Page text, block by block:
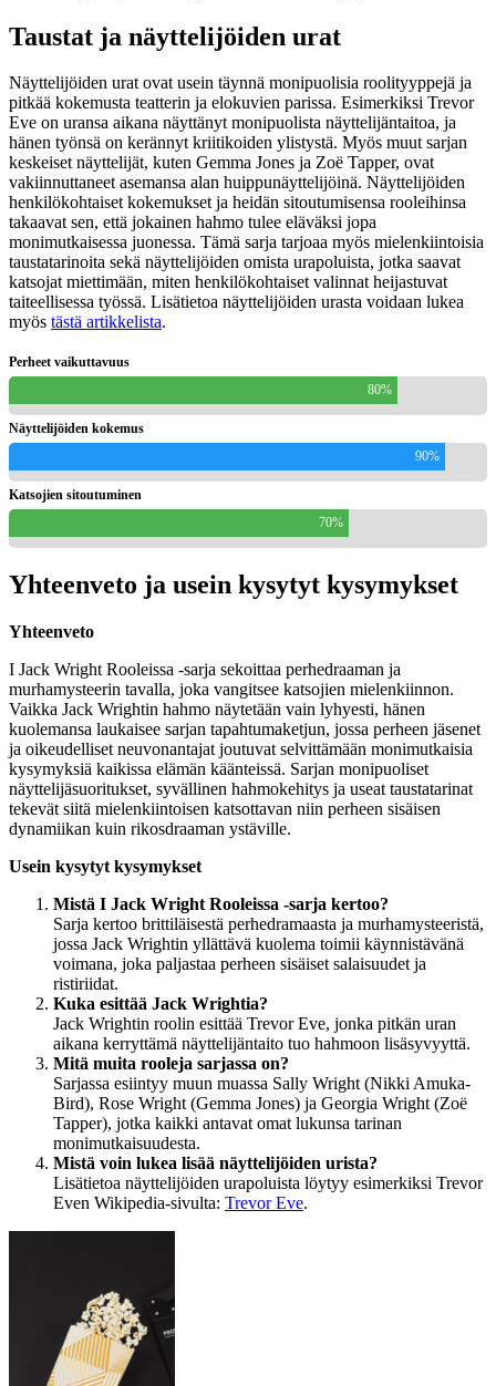
Taustat ja näyttelijöiden urat
Näyttelijöiden urat ovat usein täynnä monipuolisia roolityyppejä ja
pitkää kokemusta teatterin ja elokuvien parissa. Esimerkiksi Trevor
Eve on uransa aikana näyttänyt monipuolista näyttelijäntaitoa, ja
hänen työnsä on kerännyt kriitikoiden ylistystä. Myös muut sarjan
keskeiset näyttelijät, kuten Gemma Jones ja Zoë Tapper, ovat
vakiinnuttaneet asemansa alan huippunäyttelijöinä. Näyttelijöiden
henkilökohtaiset kokemukset ja heidän sitoutumisensa rooleihinsa
takaavat sen, että jokainen hahmo tulee eläväksi jopa
monimutkaisessa juonessa. Tämä sarja tarjoaa myös mielenkiintoisia
taustatarinoita sekä näyttelijöiden omista urapoluista, jotka saavat
katsojat miettimään, miten henkilökohtaiset valinnat heijastuvat
taiteellisessa työssä. Lisätietoa näyttelijöiden urasta voidaan lukea
myös tästä artikkelista.
Perheet vaikuttavuus
80%
Näyttelijöiden kokemus
90%
Katsojien sitoutuminen
70%
Yhteenveto ja usein kysytyt kysymykset
Yhteenveto
I Jack Wright Rooleissa -sarja sekoittaa perhedraaman ja
murhamysteerin tavalla, joka vangitsee katsojien mielenkiinnon.
Vaikka Jack Wrightin hahmo näytetään vain lyhyesti, hänen
kuolemansa laukaisee sarjan tapahtumaketjun, jossa perheen jäsenet
ja oikeudelliset neuvonantajat joutuvat selvittämään monimutkaisia
kysymyksiä kaikissa elämän käänteissä. Sarjan monipuoliset
näyttelijäsuoritukset, syvällinen hahmokehitys ja useat taustatarinat
tekevät siitä mielenkiintoisen katsottavan niin perheen sisäisen
dynamiikan kuin rikosdraaman ystäville.
Usein kysytyt kysymykset
Mistä I Jack Wright Rooleissa -sarja kertoo?
Sarja kertoo brittiläisestä perhedramaasta ja murhamysteeristä,
jossa Jack Wrightin yllättävä kuolema toimii käynnistävänä
voimana, joka paljastaa perheen sisäiset salaisuudet ja
ristiriidat.
Kuka esittää Jack Wrightia?
Jack Wrightin roolin esittää Trevor Eve, jonka pitkän uran
aikana kerryttämä näyttelijäntaito tuo hahmoon lisäsyvyyttä.
Mitä muita rooleja sarjassa on?
Sarjassa esiintyy muun muassa Sally Wright (Nikki Amuka-
Bird), Rose Wright (Gemma Jones) ja Georgia Wright (Zoë
Tapper), jotka kaikki antavat omat lukunsa tarinan
monimutkaisuudesta.
Mistä voin lukea lisää näyttelijöiden urista?
Lisätietoa näyttelijöiden urapoluista löytyy esimerkiksi Trevor
Even Wikipedia-sivulta: Trevor Eve.